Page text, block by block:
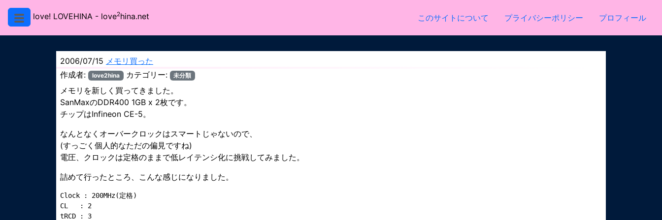
love! LOVEHINA - love2hina.net このサイトについて プライバシーポリシー プロフィール
2006/07/15 メモリ買った
作成者:
love2hina カテゴリー: 未分類
メモリを新しく買ってきました。
SanMaxのDDR400 1GB x 2枚です。
チップはInfineon CE-5。
なんとなくオーバークロックはスマートじゃないので、
(すっごく個人的なただの偏見ですね)
電圧、クロックは定格のままで低レイテンシ化に挑戦してみました。
詰めて行ったところ、こんな感じになりました。
Clock : 200MHz(定格)
CL   : 2
tRCD : 3